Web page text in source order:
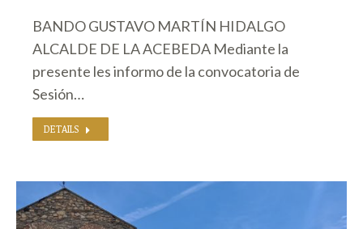
BANDO GUSTAVO MARTÍN HIDALGO
ALCALDE DE LA ACEBEDA Mediante la
presente les informo de la convocatoria de
Sesión…
DETAILS